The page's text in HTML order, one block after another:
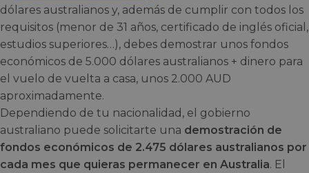
dólares australianos y, además de cumplir con todos los
requisitos (menor de 31 años, certificado de inglés oficial,
estudios superiores…), debes demostrar unos fondos
económicos de 5.000 dólares australianos + dinero para
el vuelo de vuelta a casa, unos 2.000 AUD
aproximadamente.
Dependiendo de tu nacionalidad, el gobierno
australiano puede solicitarte una demostración de
fondos económicos de 2.475 dólares australianos por
cada mes que quieras permanecer en Australia. El